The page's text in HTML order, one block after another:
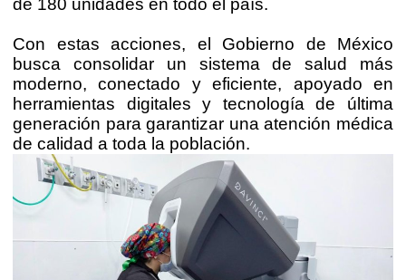
Con estas acciones, el Gobierno de México
busca consolidar un sistema de salud más
moderno, conectado y eficiente, apoyado en
herramientas digitales y tecnología de última
generación para garantizar una atención médica
de calidad a toda la población.